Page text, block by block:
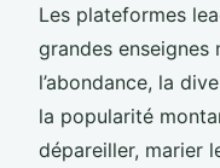
Les plateformes
grandes enseignes
l’abondance, la
la popularité
dépareiller, marier